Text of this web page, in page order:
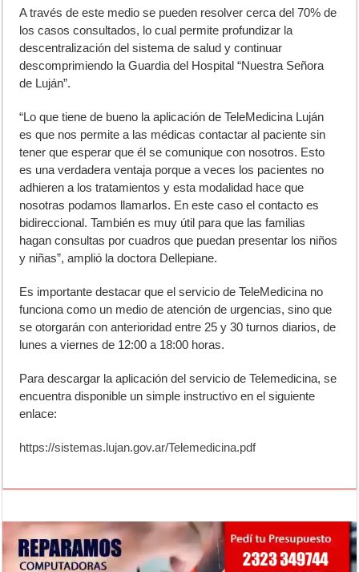
A través de este medio se pueden resolver cerca del 70% de
los casos consultados, lo cual permite profundizar la
descentralización del sistema de salud y continuar
descomprimiendo la Guardia del Hospital “Nuestra Señora
de Luján”.
“Lo que tiene de bueno la aplicación de TeleMedicina Luján
es que nos permite a las médicas contactar al paciente sin
tener que esperar que él se comunique con nosotros. Esto
es una verdadera ventaja porque a veces los pacientes no
adhieren a los tratamientos y esta modalidad hace que
nosotras podamos llamarlos. En este caso el contacto es
bidireccional. También es muy útil para que las familias
hagan consultas por cuadros que puedan presentar los niños
y niñas”, amplió la doctora Dellepiane.
Es importante destacar que el servicio de TeleMedicina no
funciona como un medio de atención de urgencias, sino que
se otorgarán con anterioridad entre 25 y 30 turnos diarios, de
lunes a viernes de 12:00 a 18:00 horas.
Para descargar la aplicación del servicio de Telemedicina, se
encuentra disponible un simple instructivo en el siguiente
enlace:
https://sistemas.lujan.gov.ar/Telemedicina.pdf